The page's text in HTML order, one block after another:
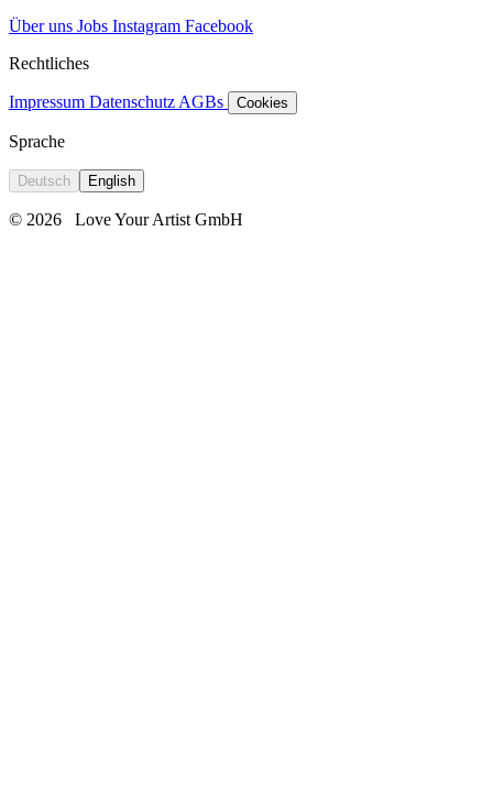
Über uns Jobs Instagram Facebook
Rechtliches
Impressum Datenschutz AGBs Cookies
Sprache
Deutsch English
© 2026 Love Your Artist GmbH